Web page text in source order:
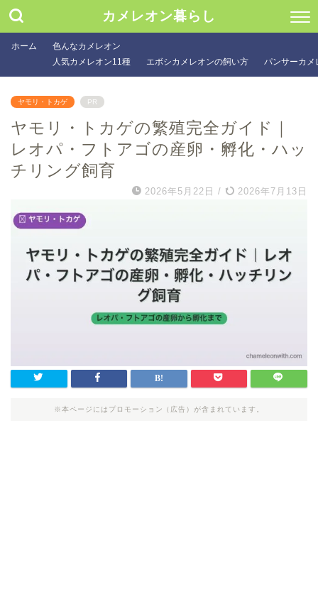
カメレオン暮らし
ホーム
色んなカメレオン
人気カメレオン11種
エボシカメレオンの飼い方 パンサーカメ
ヤモリ・トカゲ PR
ヤモリ・トカゲの繁殖完全ガイド｜
レオパ・フトアゴの産卵・孵化・ハッ
チリング飼育
2026年5月22日 / 2026年7月13日
※本ページにはプロモーション（広告）が含まれています。